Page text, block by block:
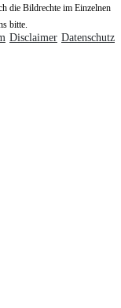
die Bildrechte im Einzelnen
bitte.
Datenschutz
Disclaimer